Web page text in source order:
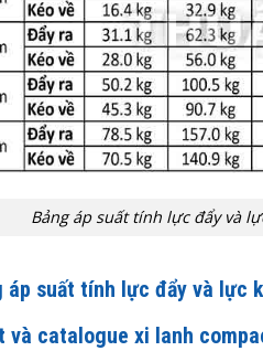
Bảng áp suất tính lực đẩy và
áp suất tính lực đẩy và lực
catalogue xi lanh